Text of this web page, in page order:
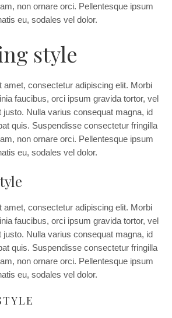
non ornare orci. Pellentesque ipsum
eu, sodales vel dolor.
style
amet, consectetur adipiscing elit. Morbi
faucibus, orci ipsum gravida tortor, vel
justo. Nulla varius consequat magna, id
quis. Suspendisse consectetur fringilla
non ornare orci. Pellentesque ipsum
eu, sodales vel dolor.
amet, consectetur adipiscing elit. Morbi
faucibus, orci ipsum gravida tortor, vel
justo. Nulla varius consequat magna, id
quis. Suspendisse consectetur fringilla
non ornare orci. Pellentesque ipsum
eu, sodales vel dolor.